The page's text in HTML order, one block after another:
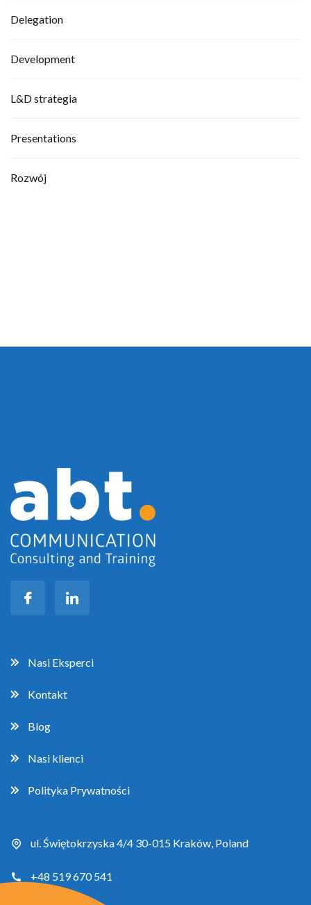
Delegation
Development
L&D strategia
Presentations
Rozwój
Nasi Eksperci
Kontakt
Blog
Nasi klienci
Polityka Prywatności
ul. Świętokrzyska 4/4 30-015 Kraków, Poland
+48 519 670 541